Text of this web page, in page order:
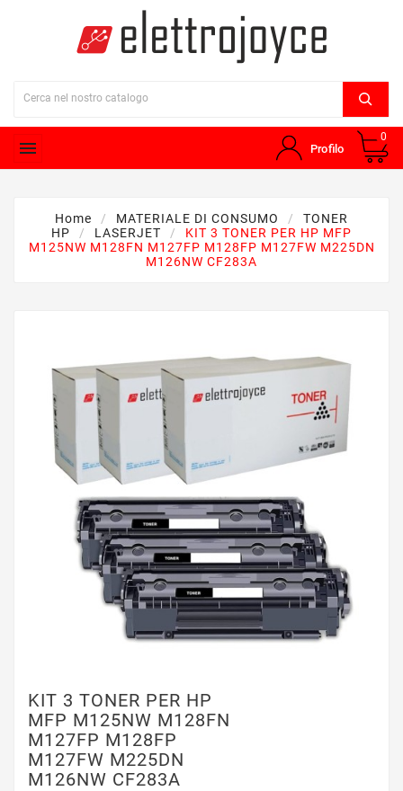
 Profilo
0
Home MATERIALE DI CONSUMO
TONER
HP
LASERJET
KIT 3 TONER PER HP MFP
M125NW M128FN M127FP M128FP M127FW M225DN
M126NW CF283A
KIT 3 TONER PER HP
MFP M125NW M128FN
M127FP M128FP
M127FW M225DN
M126NW CF283A